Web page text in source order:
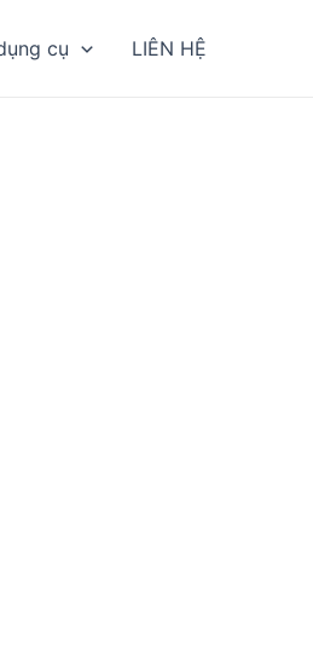
cụ LIÊN HỆ